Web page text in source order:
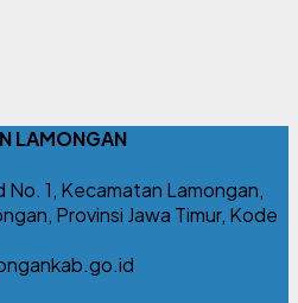
LAMONGAN
No. 1, Kecamatan Lamongan,
Provinsi Jawa Timur, Kode